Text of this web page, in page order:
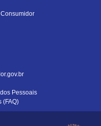
Pessoais
(FAQ)